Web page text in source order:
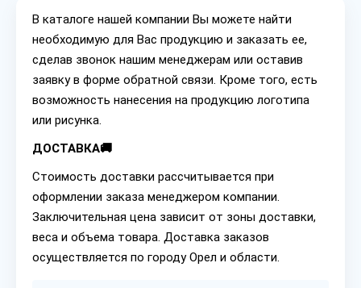
В каталоге нашей компании Вы можете найти
необходимую для Вас продукцию и заказать ее,
сделав звонок нашим менеджерам или оставив
заявку в форме обратной связи. Кроме того, есть
возможность нанесения на продукцию логотипа
или рисунка.
ДОСТАВКА🚚
Стоимость доставки рассчитывается при
оформлении заказа менеджером компании.
Заключительная цена зависит от зоны доставки,
веса и объема товара. Доставка заказов
осуществляется по городу Орел и области.